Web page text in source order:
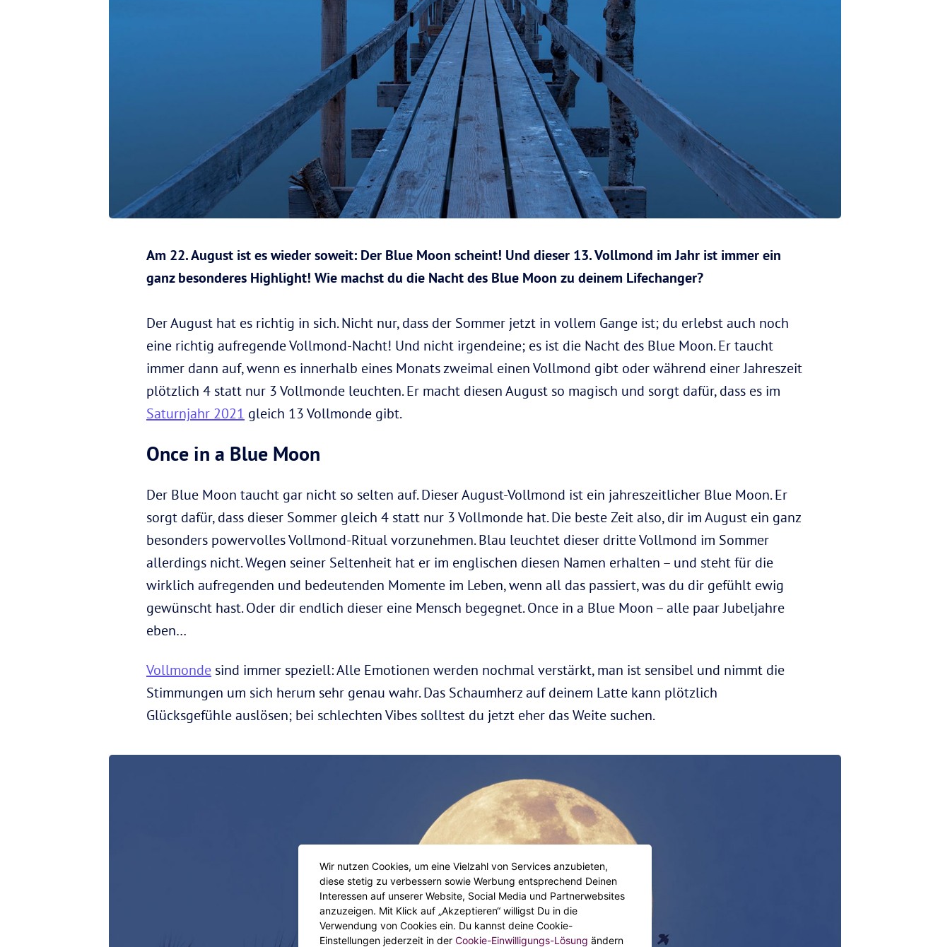
Am 22. August ist es wieder soweit: Der Blue Moon scheint! Und dieser 13. Vollmond im Jahr ist immer ein
ganz besonderes Highlight! Wie machst du die Nacht des Blue Moon zu deinem Lifechanger?
Der August hat es richtig in sich. Nicht nur, dass der Sommer jetzt in vollem Gange ist; du erlebst auch noch
eine richtig aufregende Vollmond-Nacht! Und nicht irgendeine; es ist die Nacht des Blue Moon. Er taucht
immer dann auf, wenn es innerhalb eines Monats zweimal einen Vollmond gibt oder während einer Jahreszeit
plötzlich 4 statt nur 3 Vollmonde leuchten. Er macht diesen August so magisch und sorgt dafür, dass es im
Saturnjahr 2021 gleich 13 Vollmonde gibt.
Once in a Blue Moon
Der Blue Moon taucht gar nicht so selten auf. Dieser August-Vollmond ist ein jahreszeitlicher Blue Moon. Er
sorgt dafür, dass dieser Sommer gleich 4 statt nur 3 Vollmonde hat. Die beste Zeit also, dir im August ein ganz
besonders powervolles Vollmond-Ritual vorzunehmen. Blau leuchtet dieser dritte Vollmond im Sommer
allerdings nicht. Wegen seiner Seltenheit hat er im englischen diesen Namen erhalten – und steht für die
wirklich aufregenden und bedeutenden Momente im Leben, wenn all das passiert, was du dir gefühlt ewig
gewünscht hast. Oder dir endlich dieser eine Mensch begegnet. Once in a Blue Moon – alle paar Jubeljahre
eben…
Vollmonde sind immer speziell: Alle Emotionen werden nochmal verstärkt, man ist sensibel und nimmt die
Stimmungen um sich herum sehr genau wahr. Das Schaumherz auf deinem Latte kann plötzlich
Glücksgefühle auslösen; bei schlechten Vibes solltest du jetzt eher das Weite suchen.
Wir nutzen Cookies, um eine Vielzahl von Services anzubieten,
diese stetig zu verbessern sowie Werbung entsprechend Deinen
Interessen auf unserer Website, Social Media und Partnerwebsites
anzuzeigen. Mit Klick auf „Akzeptieren“ willigst Du in die
Verwendung von Cookies ein. Du kannst deine Cookie-
Einstellungen jederzeit in der Cookie-Einwilligungs-Lösung ändern